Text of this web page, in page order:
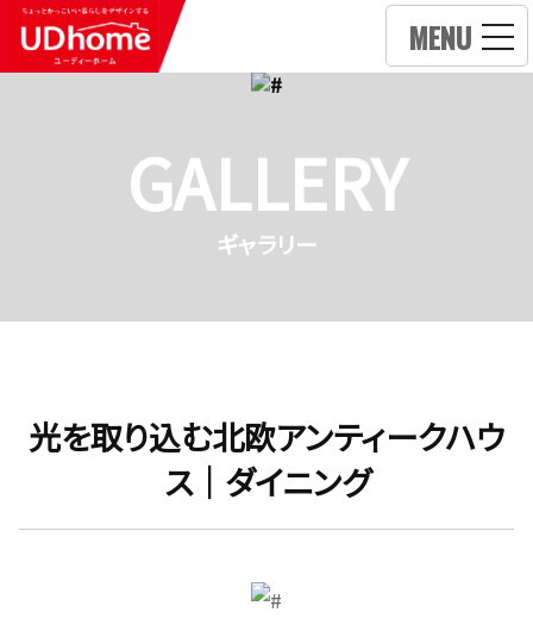
MENU
GALLERY
ギャラリー
光を取り込む北欧アンティークハウ
ス｜ダイニング